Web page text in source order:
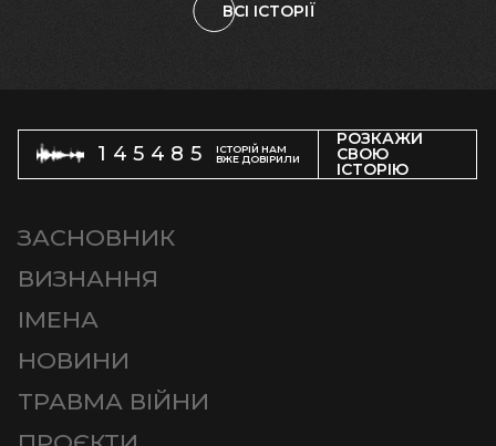
ВСІ ІСТОРІЇ
145485
ІСТОРІЙ НАМ
ВЖЕ ДОВІРИЛИ
РОЗКАЖИ
СВОЮ
ІСТОРІЮ
ЗАСНОВНИК
ВИЗНАННЯ
ІМЕНА
НОВИНИ
ТРАВМА ВІЙНИ